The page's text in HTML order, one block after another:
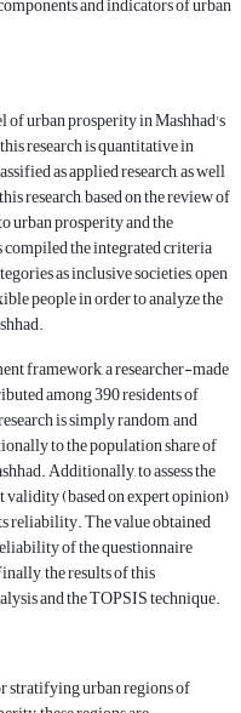
of urban prosperity in Mashhad's
research is quantitative in
as applied research, as well
research, based on the review of
urban prosperity and the
compiled the integrated criteria
as inclusive societies, open
people in order to analyze the
framework, a researcher-made
among 390 residents of
is simply random, and
to the population share of
Additionally, to assess the
validity (based on expert opinion)
reliability. The value obtained
of the questionnaire
the results of this
and the TOPSIS technique.
stratifying urban regions of